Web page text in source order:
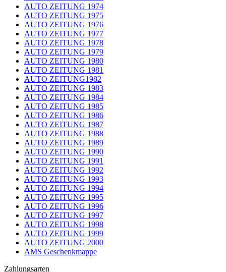
AUTO ZEITUNG 1974
AUTO ZEITUNG 1975
AUTO ZEITUNG 1976
AUTO ZEITUNG 1977
AUTO ZEITUNG 1978
AUTO ZEITUNG 1979
AUTO ZEITUNG 1980
AUTO ZEITUNG 1981
AUTO ZEITUNG1982
AUTO ZEITUNG 1983
AUTO ZEITUNG 1984
AUTO ZEITUNG 1985
AUTO ZEITUNG 1986
AUTO ZEITUNG 1987
AUTO ZEITUNG 1988
AUTO ZEITUNG 1989
AUTO ZEITUNG 1990
AUTO ZEITUNG 1991
AUTO ZEITUNG 1992
AUTO ZEITUNG 1993
AUTO ZEITUNG 1994
AUTO ZEITUNG 1995
AUTO ZEITUNG 1996
AUTO ZEITUNG 1997
AUTO ZEITUNG 1998
AUTO ZEITUNG 1999
AUTO ZEITUNG 2000
AMS Geschenkmappe
Zahlungsarten